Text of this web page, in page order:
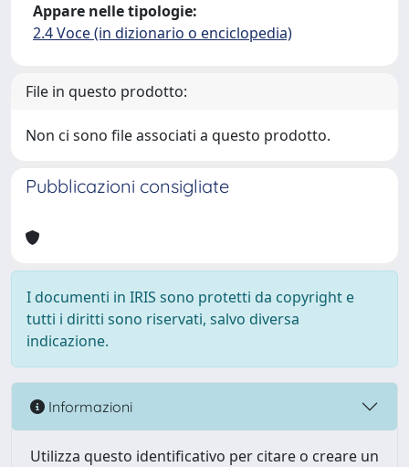
Appare nelle tipologie:
2.4 Voce (in dizionario o enciclopedia)
File in questo prodotto:
Non ci sono file associati a questo prodotto.
Pubblicazioni consigliate
I documenti in IRIS sono protetti da copyright e
tutti i diritti sono riservati, salvo diversa
indicazione.
Informazioni
Utilizza questo identificativo per citare o creare un